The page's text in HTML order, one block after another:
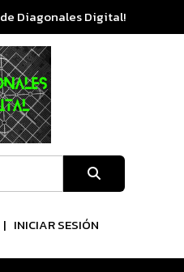
de Diagonales Digital!
INICIAR SESIÓN